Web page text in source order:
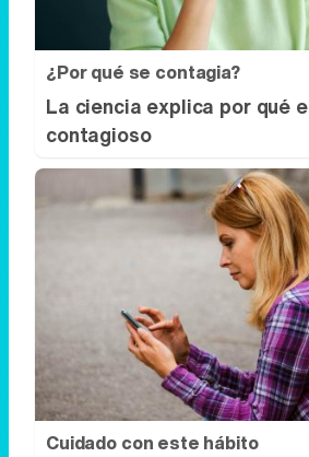
¿Por qué se contagia?
La ciencia explica por qué
contagioso
Cuidado con este hábito